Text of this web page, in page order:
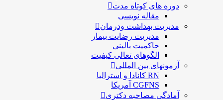
دوره های کوتاه مدت
مقاله نویسی
مدیریت بهداشت ودرمان
مديريت رضايت بيمار
حاكميت بالينی
الگوهای تعالی کيفيت
آزمونهای بین المللی
RN کانادا و استرالیا
CGFNS آمریکا
آمادگی مصاحبه دکتری